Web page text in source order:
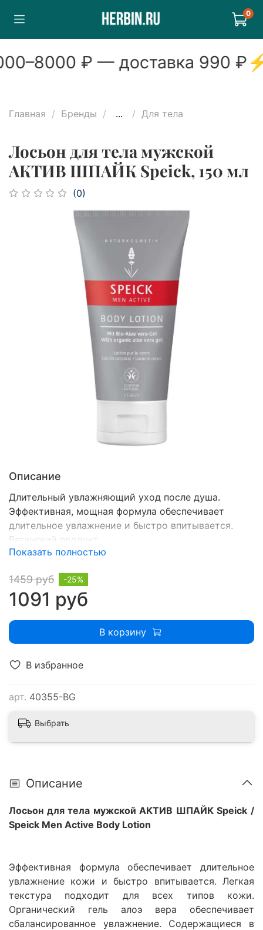
0
–8000₽ — доставка990₽⚡
Главная Бренды ... Для тела
Лосьон для тела мужской
АКТИВ ШПАЙК Speick, 150 мл
(0)
В избранное
арт. 40355-BG
Описание
Длительный увлажняющий уход после душа.
Эффективная, мощная формула обеспечивает
длительное увлажнение и быстро впитывается.
Веганский продукт.
Показать полностью
1459 руб
1091 руб
-25%
В корзину
Выбрать
Описание
Лосьон для тела мужской АКТИВ ШПАЙК Speick /
Speick Men Active Body Lotion
Эффективная формула обеспечивает длительное
увлажнение кожи и быстро впитывается. Легкая
текстура подходит для всех типов кожи.
Органический гель алоэ вера обеспечивает
сбалансированное увлажнение. Содержащиеся в